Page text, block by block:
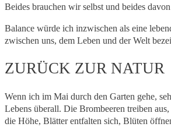
Beides brauchen wir selbst und beides
Balance würde ich inzwischen als eine
zwischen uns, dem Leben und der Welt
ZURÜCK ZUR NATUR
Wenn ich im Mai durch den Garten gehe,
Lebens überall. Die Brombeeren treiben
die Höhe, Blätter entfalten sich, Blüten